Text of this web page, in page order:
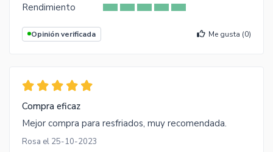
Rendimiento
Opinión verificada Me gusta (0)
Compra eficaz
Mejor compra para resfriados, muy recomendada.
Rosa el 25-10-2023